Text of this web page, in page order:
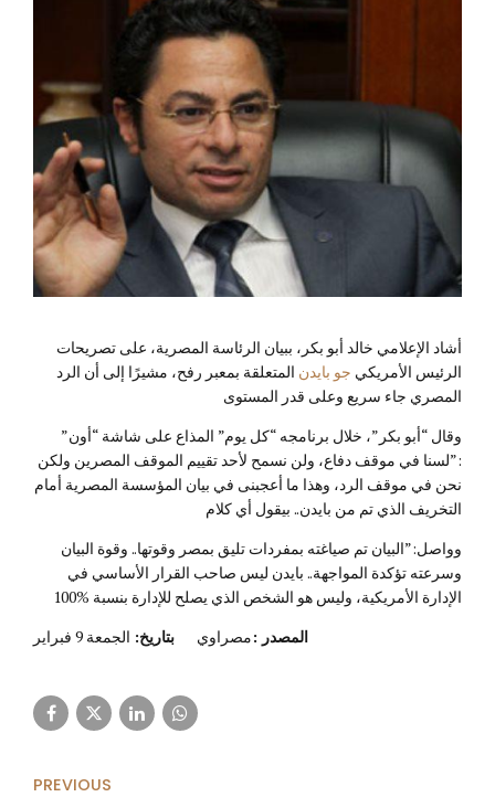
أشاد الإعلامي خالد أبو بكر، ببيان الرئاسة المصرية، على تصريحات
الرئيس الأمريكي جو بايدن المتعلقة بمعبر رفح، مشيرًا إلى أن الرد
المصري جاء سريع وعلى قدر المستوى
وقال “أبو بكر”، خلال برنامجه “كل يوم” المذاع على شاشة “أون”
:”لسنا في موقف دفاع، ولن نسمح لأحد تقييم الموقف المصرين ولكن
نحن في موقف الرد، وهذا ما أعجبنى في بيان المؤسسة المصرية أمام
التخريف الذي تم من بايدن.. بيقول أي كلام
وواصل:”البيان تم صياغته بمفردات تليق بمصر وقوتها.. وقوة البيان
وسرعته تؤكدة المواجهة.. بايدن ليس صاحب القرار الأساسي في
الإدارة الأمريكية، وليس هو الشخص الذي يصلح للإدارة بنسبة %100
المصدر :مصراوي بتاريخ: الجمعة 9 فبراير
PREVIOUS